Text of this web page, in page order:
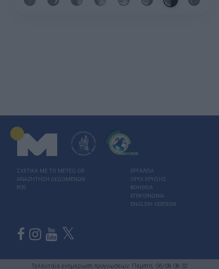
ΣΧΕΤΙΚΑ ΜΕ ΤΟ ΜΕΤΕΟ.GR
ΑΝΑΖΗΤΗΣΗ ΔΕΔΟΜΕΝΩΝ
RSS
ΕΡΓΑΛΕΙΑ
ΟΡΟΙ ΧΡΗΣΗΣ
ΒΟΗΘΕΙΑ
ΕΠΙΚΟΙΝΩΝΙΑ
ENGLISH VERSION
Τελευταία ενημέρωση προγνώσεων: Πέμπτη, 06/08 08:32